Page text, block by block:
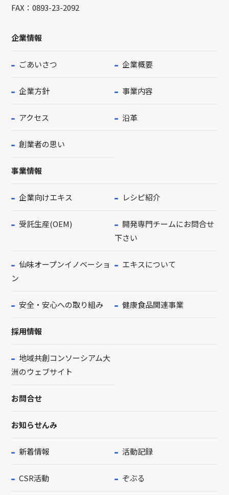
FAX：0893-23-2092
企業情報
ごあいさつ 企業概要
企業方針 事業内容
アクセス 沿革
創業者の思い
事業情報
企業向けエキス レシピ紹介
受託生産(OEM)
開発専門チームにお問合せ
下さい
仙味オープンイノベーショ
ン
エキスについて
安全・安心への取り組み 健康食品関連事業
採用情報
地域共創コンソーシアム大
洲のウェブサイト
お問合せ
お知らせんみ
新着情報 活動記録
CSR活動 ぞぶる